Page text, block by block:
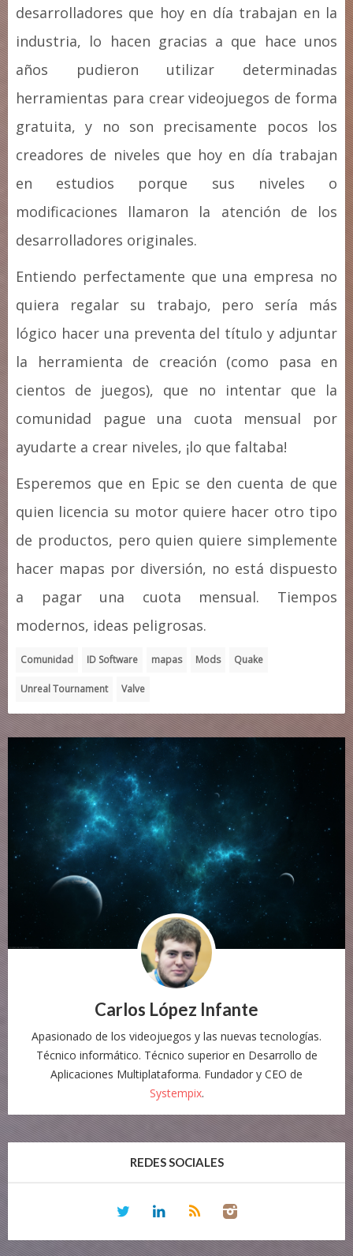
desarrolladores que hoy en día trabajan en la
industria, lo hacen gracias a que hace unos
años pudieron utilizar determinadas
herramientas para crear videojuegos de forma
gratuita, y no son precisamente pocos los
creadores de niveles que hoy en día trabajan
en estudios porque sus niveles o
modificaciones llamaron la atención de los
desarrolladores originales.
Entiendo perfectamente que una empresa no
quiera regalar su trabajo, pero sería más
lógico hacer una preventa del título y adjuntar
la herramienta de creación (como pasa en
cientos de juegos), que no intentar que la
comunidad pague una cuota mensual por
ayudarte a crear niveles, ¡lo que faltaba!
Esperemos que en Epic se den cuenta de que
quien licencia su motor quiere hacer otro tipo
de productos, pero quien quiere simplemente
hacer mapas por diversión, no está dispuesto
a pagar una cuota mensual. Tiempos
modernos, ideas peligrosas.
Comunidad ID Software mapas Mods Quake
Unreal Tournament Valve
Carlos López Infante
Apasionado de los videojuegos y las nuevas tecnologías.
Técnico informático. Técnico superior en Desarrollo de
Aplicaciones Multiplataforma. Fundador y CEO de
Systempix.
REDES SOCIALES